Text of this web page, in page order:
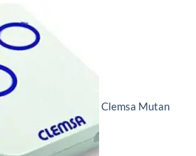
Clemsa Mutan